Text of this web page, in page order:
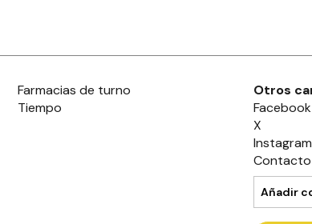
Farmacias de turno
Tiempo
Otros
Facebook
X
Instagram
Contacto
Añadir